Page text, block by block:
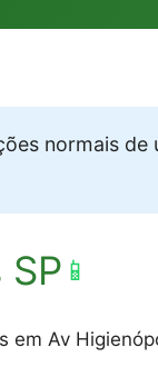
normais
📱
Av